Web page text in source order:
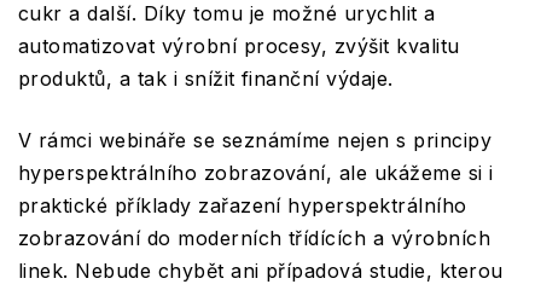
cukr a další. Díky tomu je možné urychlit a
automatizovat výrobní procesy, zvýšit kvalitu
produktů, a tak i snížit finanční výdaje.
V rámci webináře se seznámíme nejen s principy
hyperspektrálního zobrazování, ale ukážeme si i
praktické příklady zařazení hyperspektrálního
zobrazování do moderních třídících a výrobních
linek. Nebude chybět ani případová studie, kterou